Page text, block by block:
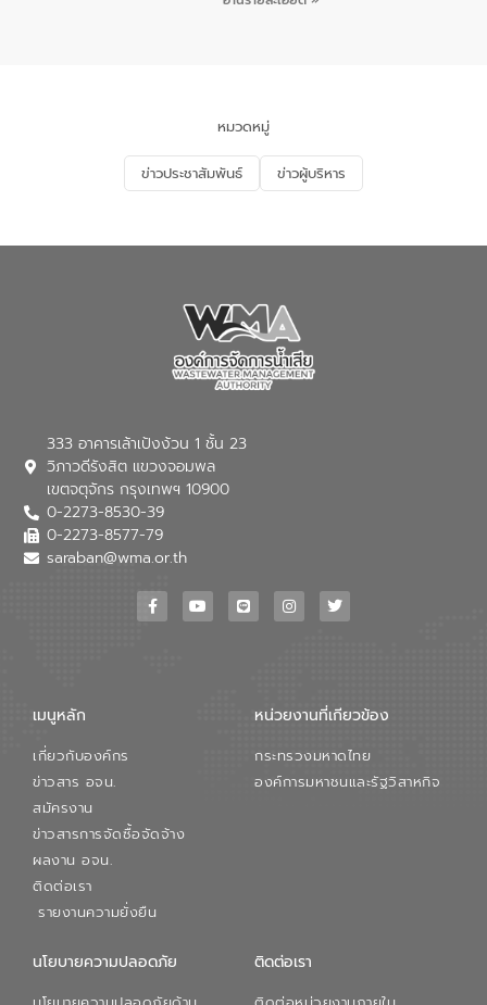
จัดการน้ำเสียและสร้างจิตสำนึกในการ
อนุรักษ์สิ่งแวดล้อม ในหัวข้อ “น้ำเสียชุมชน
และการบำบัดน้ำเสียเบื้องต้น” โดยให้ความรู้
เกี่ยวกับสาเหตุและผลกระทบของน้ำเสีย
ณ เทศบาลตำบลบางเลน จังหวัดนครปฐม
หมวดหมู่
ข่าวประชาสัมพันธ์ ข่าวผู้บริหาร
333 อาคารเล้าเป้งง้วน 1 ชั้น 23
วิภาวดีรังสิต แขวงจอมพล
เขตจตุจักร กรุงเทพฯ 10900
0-2273-8530-39
0-2273-8577-79
saraban@wma.or.th
เมนูหลัก
เกี่ยวกับองค์กร
ข่าวสาร อจน.
สมัครงาน
ข่าวสารการจัดซื้อจัดจ้าง
ผลงาน อจน.
ติดต่อเรา
รายงานความยั่งยืน
หน่วยงานที่เกียวข้อง
กระทรวงมหาดไทย
องค์การมหาชนและรัฐวิสาหกิจ
นโยบายความปลอดภัย ติดต่อเรา